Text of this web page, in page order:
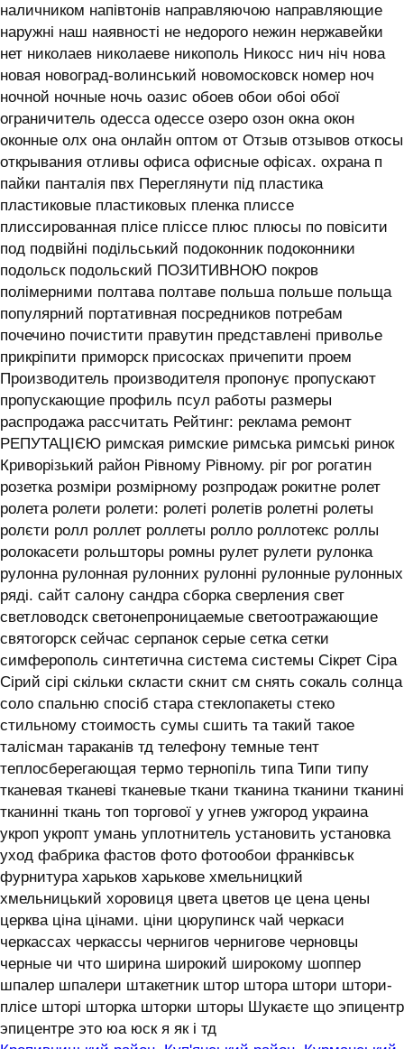
наличником напівтонів направляючою направляющие
наружні наш наявності не недорого нежин нержавейки
нет николаев николаеве никополь Никосс нич ніч нова
новая новоград-волинський новомосковск номер ноч
ночной ночные ночь оазис обоев обои обоі обої
ограничитель одесса одессе озеро озон окна окон
оконные олх она онлайн оптом от Отзыв отзывов откосы
открывания отливы офиса офисные офісах. охрана п
пайки панталія пвх Переглянути під пластика
пластиковые пластиковых пленка плиссе
плиссированная плісе пліссе плюс плюсы по повісити
под подвійні подільський подоконник подоконники
подольск подольский ПОЗИТИВНОЮ покров
полімерними полтава полтаве польша польше польща
популярний портативная посредников потребам
почечино почистити правутин представлені приволье
прикріпити приморск присосках причепити проем
Производитель производителя пропонує пропускают
пропускающие профиль псул работы размеры
распродажа рассчитать Рейтинг: реклама ремонт
РЕПУТАЦІЄЮ римская римские римська римські ринок
Криворізький район Рівному Рівному. ріг рог рогатин
розетка розміри розмірному розпродаж рокитне ролет
ролета ролети ролети: ролеті ролетів ролетні ролеты
ролєти ролл роллет роллеты ролло роллотекс роллы
ролокасети рольшторы ромны рулет рулети рулонка
рулонна рулонная рулонних рулонні рулонные рулонных
ряді. сайт салону сандра сборка сверления свет
светловодск светонепроницаемые светоотражающие
святогорск сейчас серпанок серые сетка сетки
симферополь синтетична система системы ‎Сікрет Сіра
Сірий сірі скільки скласти скнит см снять сокаль солнца
соло спальню спосіб стара стеклопакеты стеко
стильному стоимость сумы сшить та такий такое
талісман тараканів тд телефону темные тент
теплосберегающая термо тернопіль типа Типи типу
тканевая тканеві тканевые ткани тканина тканини тканині
тканинні ткань топ торгової у угнев ужгород украина
укроп укропт умань уплотнитель установить установка
уход фабрика фастов фото фотообои франківськ
фурнитура харьков харькове хмельницкий
хмельницький хоровиця цвета цветов це цена цены
церква ціна цінами. ціни цюрупинск чай черкаси
черкассах черкассы чернигов чернигове черновцы
черные чи что ширина широкий широкому шоппер
шпалер шпалери штакетник штор штора штори штори-
плісе шторі шторка шторки шторы Шукаєте що эпицентр
эпицентре это юа юск я як і тд